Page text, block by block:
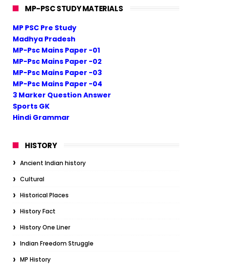
MP-PSC STUDY MATERIALS
MP PSC Pre Study
Madhya Pradesh
MP-Psc Mains Paper -01
MP-Psc Mains Paper -02
MP-Psc Mains Paper -03
MP-Psc Mains Paper -04
3 Marker Question Answer
Sports GK
Hindi Grammar
HISTORY
Ancient Indian history
Cultural
Historical Places
History Fact
History One Liner
Indian Freedom Struggle
MP History